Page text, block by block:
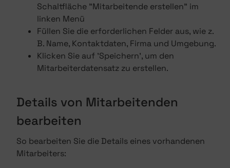
Schaltfläche "Mitarbeitende erstellen" im
linken Menü
Füllen Sie die erforderlichen Felder aus, wie z.
B. Name, Kontaktdaten, Firma und Umgebung.
Klicken Sie auf 'Speichern', um den
Mitarbeiterdatensatz zu erstellen.
Details von Mitarbeitenden
bearbeiten
So bearbeiten Sie die Details eines vorhandenen
Mitarbeiters: